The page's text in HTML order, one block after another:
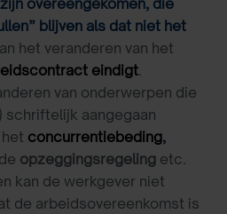
blijven als dat niet het
het veranderen van het
eindigt.
van onderwerpen die
schriftelijk aangegaan
concurrentiebeding,
opzeggingsregeling etc.
kan de werkgever niet
de arbeidsovereenkomst is